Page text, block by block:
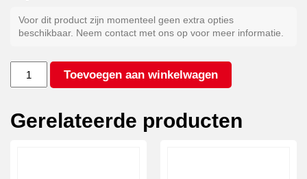
Voor dit product zijn momenteel geen extra opties
beschikbaar. Neem contact met ons op voor meer informatie.
185/60R12
Stalen
aantal
Toevoegen aan winkelwagen
Gerelateerde producten